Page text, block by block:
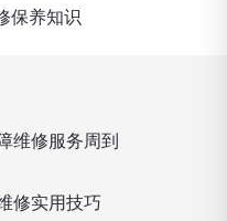
保养知识
维修服务周到
修实用技巧